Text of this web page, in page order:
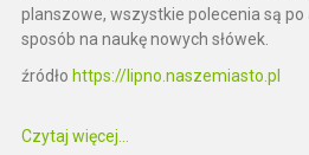
planszowe, wszystkie polecenia są
sposób na naukę nowych słówek.
źródło https://lipno.naszemiasto.pl
Czytaj więcej...